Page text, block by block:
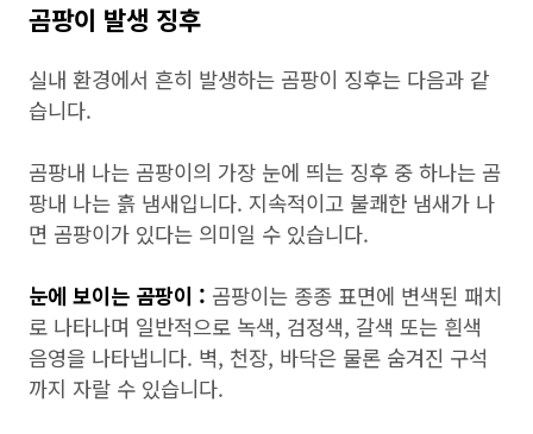
곰팡이 발생 징후
실내 환경에서 흔히 발생하는 곰팡이 징후는 다음과 같
습니다.
곰팡내 나는 곰팡이의 가장 눈에 띄는 징후 중 하나는 곰
팡내 나는 흙 냄새입니다. 지속적이고 불쾌한 냄새가 나
면 곰팡이가 있다는 의미일 수 있습니다.
눈에 보이는 곰팡이 : 곰팡이는 종종 표면에 변색된 패치
로 나타나며 일반적으로 녹색, 검정색, 갈색 또는 흰색
음영을 나타냅니다. 벽, 천장, 바닥은 물론 숨겨진 구석
까지 자랄 수 있습니다.